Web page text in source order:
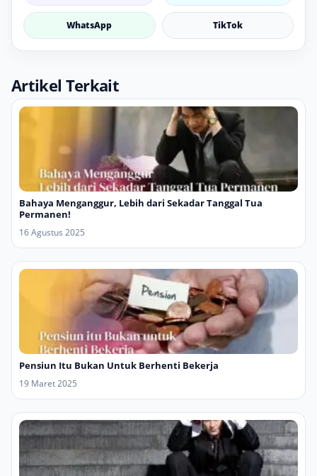
WhatsApp TikTok
Artikel Terkait
Bahaya Menganggur, Lebih dari Sekadar Tanggal Tua
Permanen!
16 Agustus 2025
Pensiun Itu Bukan Untuk Berhenti Bekerja
19 Maret 2025